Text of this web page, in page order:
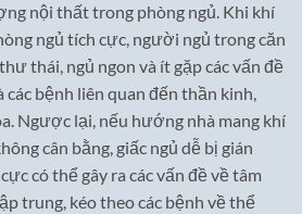
nội thất trong phòng ngủ. Khi khí
ngủ tích cực, người ngủ trong căn
thái, ngủ ngon và ít gặp các vấn đề
các bệnh liên quan đến thần kinh,
Ngược lại, nếu hướng nhà mang khí
cân bằng, giấc ngủ dễ bị gián
có thể gây ra các vấn đề về tâm
trung, kéo theo các bệnh về thể